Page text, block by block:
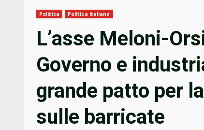
Politica Politica Italiana
L’asse Meloni-
Governo e
grande patto per
sulle barricate